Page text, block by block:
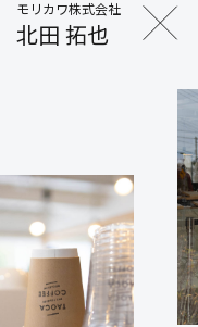
モリカワ株式会社
北田 拓也